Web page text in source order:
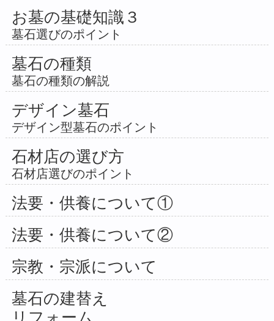
お墓の基礎知識３
墓石選びのポイント
墓石の種類
墓石の種類の解説
デザイン墓石
デザイン型墓石のポイント
石材店の選び方
石材店選びのポイント
法要・供養について①
法要・供養について②
宗教・宗派について
墓石の建替え